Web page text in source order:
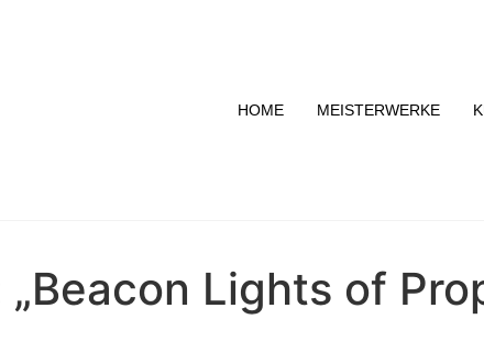
HOME MEISTERWERKE
Lights of